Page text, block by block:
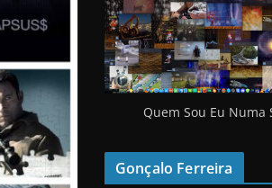
Quem Sou Eu Numa
Gonçalo Ferreira